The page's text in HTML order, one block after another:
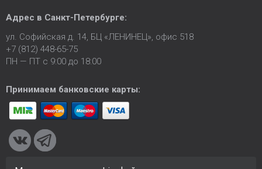
Адрес в Санкт-Петербурге:
ул. Софийская д. 14, БЦ «ЛЕНИНЕЦ», офис 518
+7 (812) 448-65-75
ПН — ПТ с 9:00 до 18:00
Принимаем банковские карты: